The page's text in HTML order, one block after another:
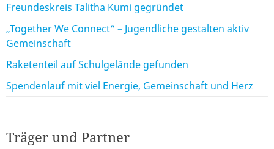
Freundeskreis Talitha Kumi gegründet
„Together We Connect“ – Jugendliche gestalten aktiv
Gemeinschaft
Raketenteil auf Schulgelände gefunden
Spendenlauf mit viel Energie, Gemeinschaft und Herz
Träger und Partner